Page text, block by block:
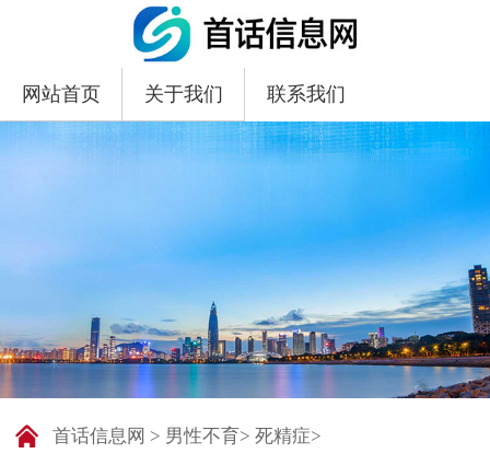
网站首页 关于我们 联系我们
首话信息网 > 男性不育> 死精症>